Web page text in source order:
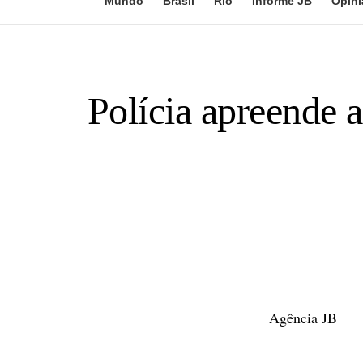
Polícia apreende
Agência JB